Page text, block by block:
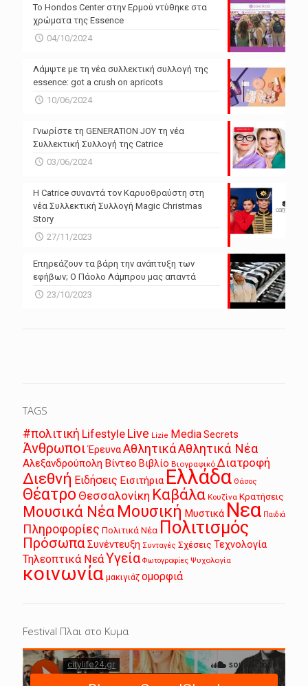
Το Hondos Center στην Ερμού ντύθηκε στα
χρώματα της Essence
04/10/2024
Λάμψτε με τη νέα συλλεκτική συλλογή της
essence: got a crush on apricots
10/06/2024
Γνωρίστε τη GENERATION JOY τη νέα
Συλλεκτική Συλλογή της Catrice
03/06/2024
Η Catrice συναντά τον Καρυοθραύστη στη
νέα Συλλεκτική Συλλογή Magic Christmas
Story
27/11/2023
Επηρεάζουν τα βάρη την ανάπτυξη των
εφήβων; Ο Πάολο Λάμπρου μας απαντά
23/10/2023
TAGS
#πολιτική Lifestyle Live Lizie MediaSecrets
Άνθρωποι ΈρευναΑθλητικάΑθλητικά Νέα
Αλεξανδρούπολη Βίντεο Βιβλίο Βιογραφικό Διατροφή
Διεθνή Ειδήσεις Εισιτήρια Ελλάδα Θάσος
Θέατρο Θεσσαλονίκη Καβάλα Κουζίνα Κρατήσεις
Μουσικά Νέα Μουσική Μυστικά Νεα Παιδιά
Πληροφορίες Πολιτικά Νέα Πολιτισμός
ΠρόσωπαΣυνέντευξη Συνταγές Σχέσεις Τεχνολογία
Τηλεοπτικά ΝεάΥγεία Φωτογραφίες Ψυχολογία
κοινωνία μακιγιάζ ομορφιά
Festival Πλαι στο Κυμα